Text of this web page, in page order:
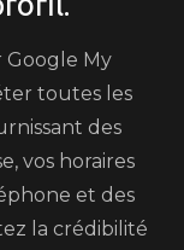
Google My
toutes les
des
vos horaires
et des
la crédibilité